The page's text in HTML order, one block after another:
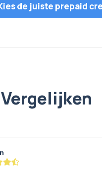
de juiste prepaid